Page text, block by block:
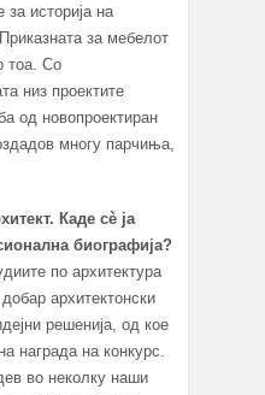
за историја на
за мебелот
тоа. Со
низ проектите
од новопроектиран
многу парчиња,
Каде сè ја
биографија?
по архитектура
архитектонски
решенија, од кое
награда на конкурс.
во неколку наши